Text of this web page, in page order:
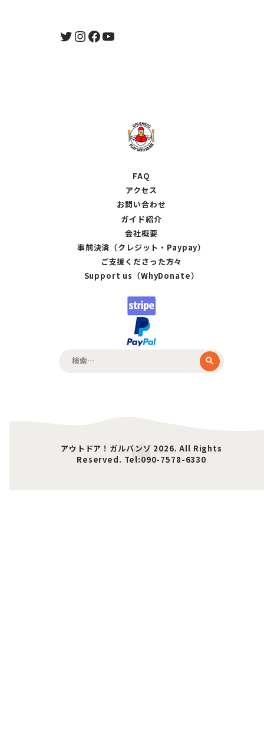
Twitter
Instagram
Facebook
YouTube
FAQ
アクセス
お問い合わせ
ガイド紹介
会社概要
事前決済（クレジット・Paypay）
ご支援くださった方々
Support us（WhyDonate）
アウトドア！ガルバンゾ 2026. All Rights
Reserved. Tel:090-7578-6330